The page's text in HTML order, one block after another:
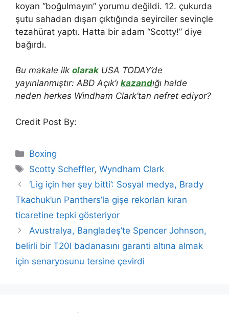
koyan “boğulmayın” yorumu değildi. 12. çukurda
şutu sahadan dışarı çıktığında seyirciler sevinçle
tezahürat yaptı. Hatta bir adam “Scotty!” diye
bağırdı.
Bu makale ilk olarak USA TODAY’de
yayınlanmıştır: ABD Açık’ı kazandığı halde
neden herkes Windham Clark’tan nefret ediyor?
Credit Post By:
Categories
Boxing
Tags
Scotty Scheffler,Wyndham Clark
‘Lig için her şey bitti’: Sosyal medya, Brady
Tkachuk’un Panthers’la gişe rekorları kıran
ticaretine tepki gösteriyor
Avustralya, Bangladeş’te Spencer Johnson,
belirli bir T20I badanasını garanti altına almak
için senaryosunu tersine çevirdi